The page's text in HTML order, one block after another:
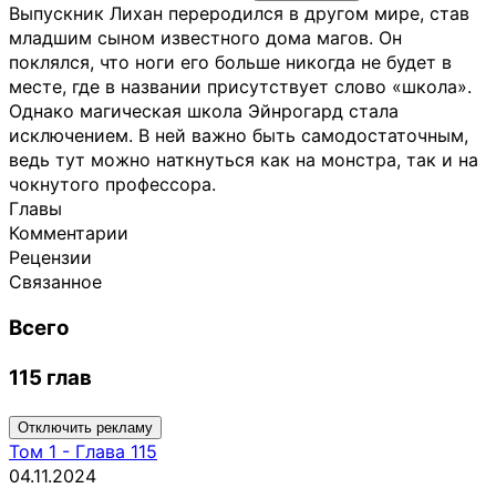
Выпускник Лихан переродился в другом мире, став
младшим сыном известного дома магов. Он
поклялся, что ноги его больше никогда не будет в
месте, где в названии присутствует слово «школа».
Однако магическая школа Эйнрогард стала
исключением. В ней важно быть самодостаточным,
ведь тут можно наткнуться как на монстра, так и на
чокнутого профессора.
Главы
Комментарии
Рецензии
Связанное
Всего
115 глав
Отключить рекламу
Том 1 - Глава 115
04.11.2024